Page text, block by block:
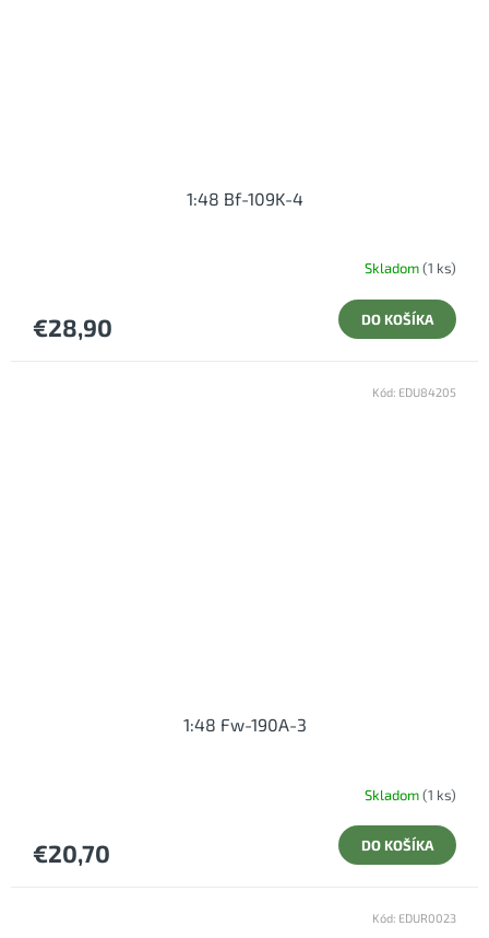
1:48 Bf-109K-4
Skladom(1 ks)
€28,90 DO KOŠÍKA
1:48 Fw-190A-3
Skladom(1 ks)
€20,70 DO KOŠÍKA
Kód: EDU84205
Kód: EDUR0023